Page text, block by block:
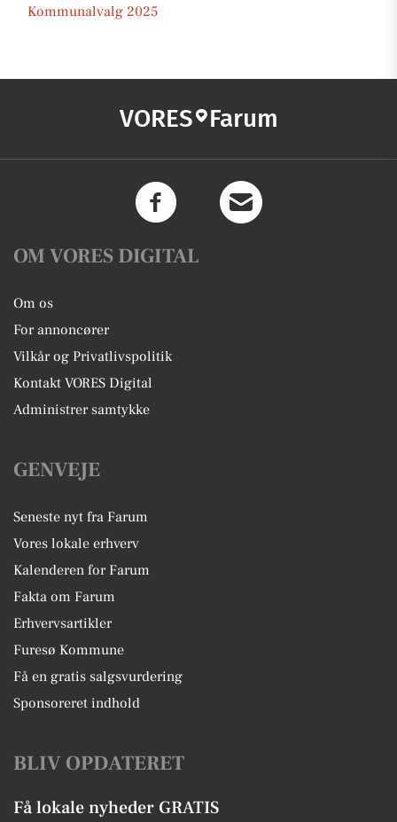
Kommunalvalg 2025
VORES Farum
OM VORES DIGITAL
Om os
For annoncører
Vilkår og Privatlivspolitik
Kontakt VORES Digital
Administrer samtykke
GENVEJE
Seneste nyt fra Farum
Vores lokale erhverv
Kalenderen for Farum
Fakta om Farum
Erhvervsartikler
Furesø Kommune
Få en gratis salgsvurdering
Sponsoreret indhold
BLIV OPDATERET
Få lokale nyheder GRATIS